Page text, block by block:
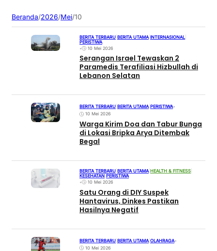
Beranda/2026/Mei/10
BERITA TERBARU BERITA UTAMA INTERNASIONAL
PERISTIWA
•
10 Mei 2026
Serangan Israel Tewaskan 2
Paramedis Terafiliasi Hizbullah di
Lebanon Selatan
BERITA TERBARU BERITA UTAMA PERISTIWA•
10 Mei 2026
Warga Kirim Doa dan Tabur Bunga
di Lokasi Bripka Arya Ditembak
Begal
BERITA TERBARU BERITA UTAMA|HEALTH & FITNESS
KESEHATAN PERISTIWA
•
10 Mei 2026
Satu Orang di DIY Suspek
Hantavirus, Dinkes Pastikan
Hasilnya Negatif
BERITA TERBARU BERITA UTAMA OLAHRAGA•
10 Mei 2026